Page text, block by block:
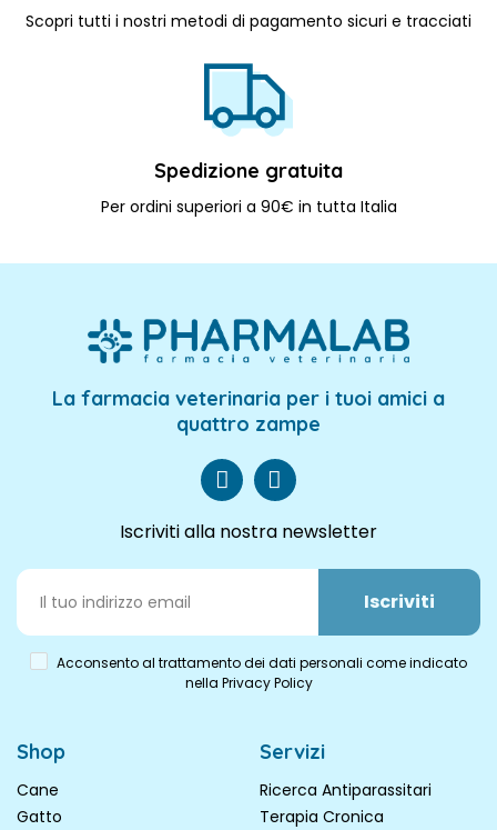
Scopri tutti i nostri metodi di pagamento sicuri e tracciati
Spedizione gratuita
Per ordini superiori a 90€ in tutta Italia
La farmacia veterinaria per i tuoi amici a
quattro zampe
Iscriviti alla nostra newsletter
Iscriviti
Acconsento al trattamento dei dati personali come indicato
nella Privacy Policy
Shop
Cane
Gatto
Servizi
Ricerca Antiparassitari
Terapia Cronica